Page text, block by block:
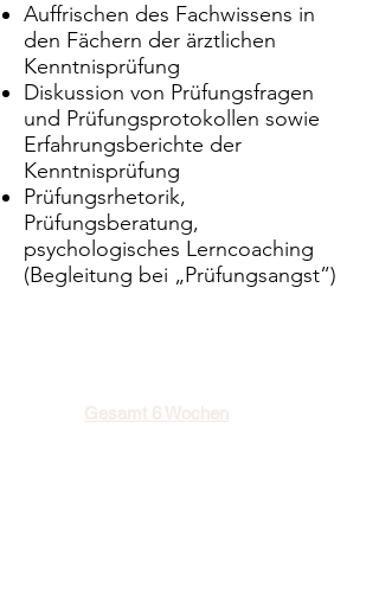
Auffrischen des Fachwissens in
den Fächern der ärztlichen
Kenntnisprüfung
Diskussion von Prüfungsfragen
und Prüfungsprotokollen sowie
Erfahrungsberichte der
Kenntnisprüfung
Prüfungsrhetorik,
Prüfungsberatung,
psychologisches Lerncoaching
(Begleitung bei „Prüfungsangst”)
Gesamt 6 Wochen